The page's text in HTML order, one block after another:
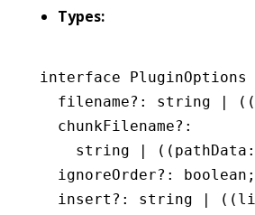
Types:
interface PluginOptions
  filename
?: string
  chunkFilename
?:
    string
((pathData :
  ignoreOrder
?: boolean ;
  insert
?: string